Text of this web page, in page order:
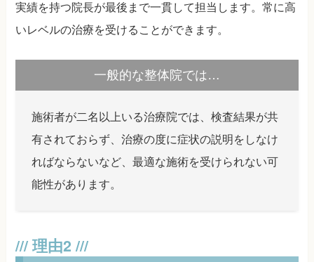
実績を持つ院長が最後まで一貫して担当します。常に高
いレベルの治療を受けることができます。
一般的な整体院では…
施術者が二名以上いる治療院では、検査結果が共
有されておらず、治療の度に症状の説明をしなけ
ればならないなど、最適な施術を受けられない可
能性があります。